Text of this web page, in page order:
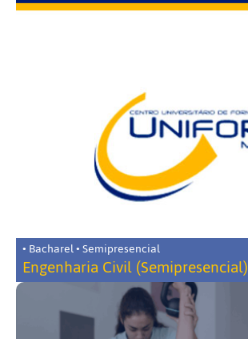
• Bacharel • Semipresencial
Engenharia Civil (Semipresencial)